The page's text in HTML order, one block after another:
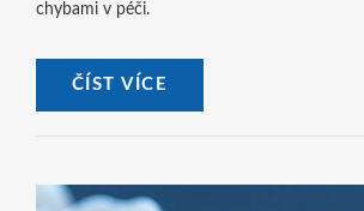
chybami v péči.
ČÍST VÍCE